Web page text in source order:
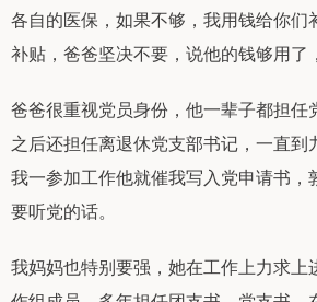
各自的医保，如果不够，我用钱给你们
补贴，爸爸坚决不要，说他的钱够用了
爸爸很重视党员身份，他一辈子都担任
之后还担任离退休党支部书记，一直到
我一参加工作他就催我写入党申请书，
要听党的话。
我妈妈也特别要强，她在工作上力求上